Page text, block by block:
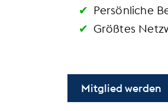
Persönliche
Größtes
Mitglied werden